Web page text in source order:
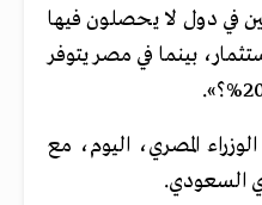
في دول لا يحصلون فيها
الاستثمار، بينما في مصر يتوفر
المصري، اليوم، مع
السعودي.